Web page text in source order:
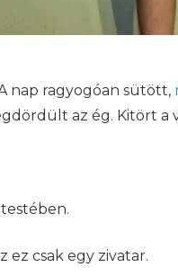
nap ragyogóan sütött,
az ég. Kitört a
ez csak egy zivatar.